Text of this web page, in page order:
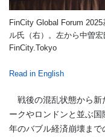
FinCity Global Forum
ル氏（右）。左から中曽
FinCity.Tokyo
Read in English
戦後の混乱状態から新
ークやロンドンと並ぶ
年のバブル経済崩壊ま